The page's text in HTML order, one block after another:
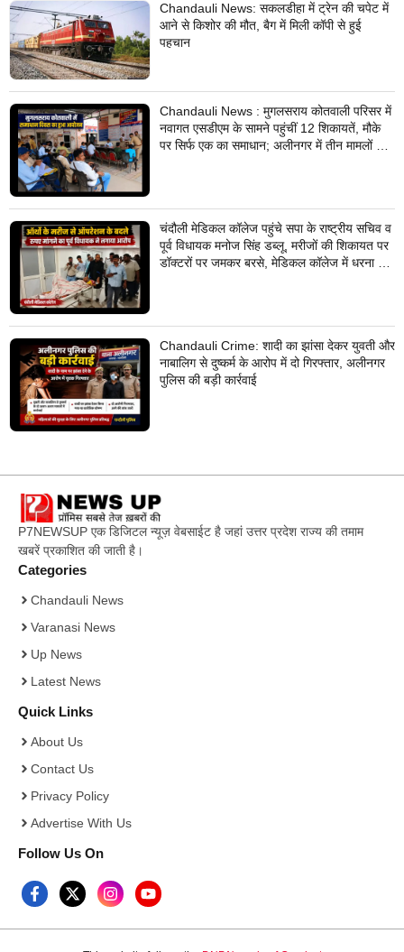
Chandauli News: सकलडीहा में ट्रेन की चपेट में
आने से किशोर की मौत, बैग में मिली कॉपी से हुई
पहचान
Chandauli News : मुगलसराय कोतवाली परिसर में
नवागत एसडीएम के सामने पहुंचीं 12 शिकायतें, मौके
पर सिर्फ एक का समाधान; अलीनगर में तीन मामलों का
चंदौली मेडिकल कॉलेज पहुंचे सपा के राष्ट्रीय सचिव व
पूर्व विधायक मनोज सिंह डब्लू, मरीजों की शिकायत पर
डॉक्टरों पर जमकर बरसे, मेडिकल कॉलेज में धरना देने
Chandauli Crime: शादी का झांसा देकर युवती और
नाबालिग से दुष्कर्म के आरोप में दो गिरफ्तार, अलीनगर
पुलिस की बड़ी कार्रवाई
P7NEWSUP एक डिजिटल न्यूज़ वेबसाईट है जहां उत्तर प्रदेश राज्य की तमाम
खबरें प्रकाशित की जाती है।
Categories
Chandauli News
Varanasi News
Up News
Latest News
Quick Links
About Us
Contact Us
Privacy Policy
Advertise With Us
Follow Us On